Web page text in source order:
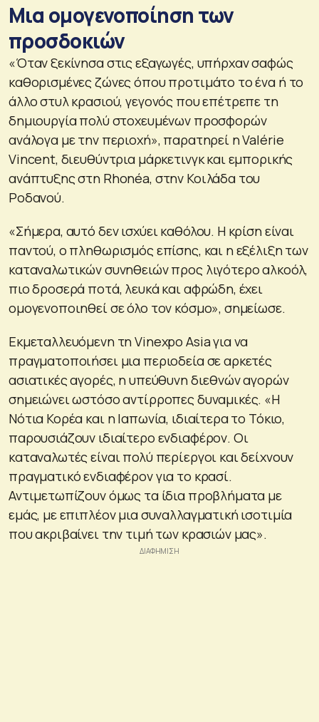
Μια ομογενοποίηση των
προσδοκιών
«Όταν ξεκίνησα στις εξαγωγές, υπήρχαν σαφώς
καθορισμένες ζώνες όπου προτιμάτο το ένα ή το
άλλο στυλ κρασιού, γεγονός που επέτρεπε τη
δημιουργία πολύ στοχευμένων προσφορών
ανάλογα με την περιοχή», παρατηρεί η Valérie
Vincent, διευθύντρια μάρκετινγκ και εμπορικής
ανάπτυξης στη Rhonéa, στην Κοιλάδα του
Ροδανού.
«Σήμερα, αυτό δεν ισχύει καθόλου. Η κρίση είναι
παντού, ο πληθωρισμός επίσης, και η εξέλιξη των
καταναλωτικών συνηθειών προς λιγότερο αλκοόλ,
πιο δροσερά ποτά, λευκά και αφρώδη, έχει
ομογενοποιηθεί σε όλο τον κόσμο», σημείωσε.
Εκμεταλλευόμενη τη Vinexpo Asia για να
πραγματοποιήσει μια περιοδεία σε αρκετές
ασιατικές αγορές, η υπεύθυνη διεθνών αγορών
σημειώνει ωστόσο αντίρροπες δυναμικές. «Η
Νότια Κορέα και η Ιαπωνία, ιδιαίτερα το Τόκιο,
παρουσιάζουν ιδιαίτερο ενδιαφέρον. Οι
καταναλωτές είναι πολύ περίεργοι και δείχνουν
πραγματικό ενδιαφέρον για το κρασί.
Αντιμετωπίζουν όμως τα ίδια προβλήματα με
εμάς, με επιπλέον μια συναλλαγματική ισοτιμία
που ακριβαίνει την τιμή των κρασιών μας».